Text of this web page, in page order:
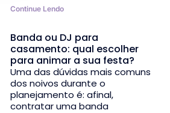
Continue Lendo
Banda ou DJ para
casamento: qual escolher
para animar a sua festa?
Uma das dúvidas mais comuns
dos noivos durante o
planejamento é: afinal,
contratar uma banda